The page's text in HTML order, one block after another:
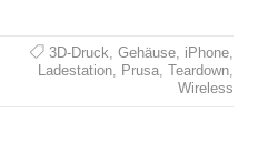
3D-Druck, Gehäuse, iPhone,
Ladestation, Prusa, Teardown,
Wireless